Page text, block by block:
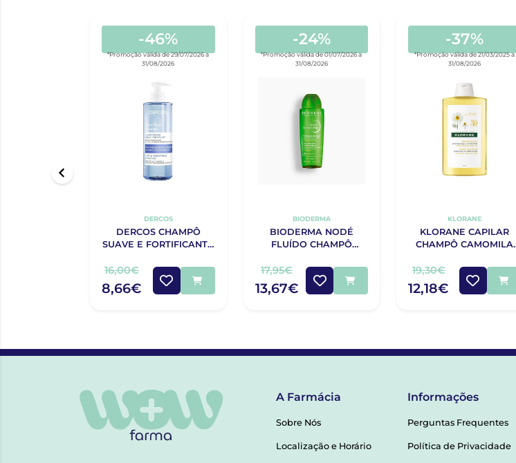
-46%
*Promoção válida de 29/07/2026 a
31/08/2026
DERCOS
DERCOS CHAMPÔ
SUAVE E FORTIFICANTE
16,00€
8,66€
-24%
*Promoção válida de 01/07/2026 a
31/08/2026
BIODERMA
BIODERMA NODÉ
FLUÍDO CHAMPÔ
17,95€
13,67€
-37%
*Promoção válida de 21/03/2025 a
31/08/2026
KLORANE
KLORANE CAPILAR
CHAMPÔ CAMOMILA
19,30€
12,18€
A Farmácia
Sobre Nós
Localização e Horário
Informações
Perguntas Frequentes
Política de Privacidade